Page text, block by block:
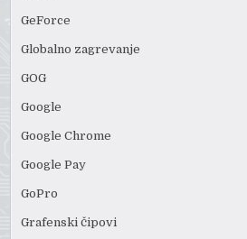
GeForce
Globalno zagrevanje
GOG
Google
Google Chrome
Google Pay
GoPro
Grafenski čipovi